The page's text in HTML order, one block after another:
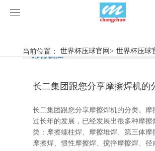
世界杯压球官网
旋弧焊机
摩擦焊机
惯性摩擦焊机
产品视频
世界杯压球官网
行业新闻
案例展示
当前位置： 世界杯压球官网> 世界杯压球
行业新闻
企业动态
长二集团跟您分享摩擦焊机的
长二集团跟您分享摩擦焊机的分类。摩
过长年的发展，已经发展出很多种摩擦
类：摩擦螺柱焊、摩擦堆焊、第三体摩
摩擦焊、惯性摩擦焊、搅拌摩擦焊、径